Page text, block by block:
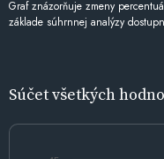
Graf znázorňuje zmeny
základe súhrnnej analýzy
Súčet všetkých